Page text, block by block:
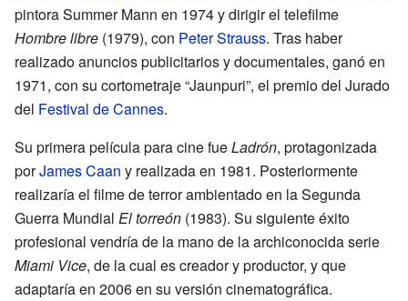
pintora Summer Mann en 1974 y dirigir el telefilme
Hombre libre (1979), con Peter Strauss. Tras haber
realizado anuncios publicitarios y documentales, ganó en
1971, con su cortometraje “Jaunpuri”, el premio del Jurado
del Festival de Cannes.
Su primera película para cine fueLadrón, protagonizada
porJames Caan y realizada en 1981. Posteriormente
realizaría el filme de terror ambientado en la Segunda
Guerra Mundial El torreón (1983). Su siguiente éxito
profesional vendría de la mano de la archiconocida serie
Miami Vice, de la cual es creador y productor, y que
adaptaría en 2006 en su versión cinematográfica.